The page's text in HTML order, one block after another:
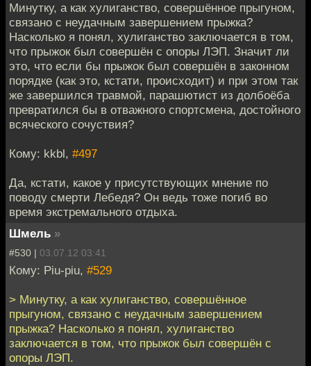
Минутку, а как хулиганство, совершённое прыгуном,
связано с неудачным завершением прыжка?
Насколько я понял, хулиганство заключается в том,
что прыжок был совершён с опоры ЛЭП. Значит ли
это, что если бы прыжок был совершён в законном
порядке (как это, кстати, происходит) и при этом так
же завершился травмой, парашютист из долбоёба
превратился бы в отважного спортсмена, достойного
всяческого сочуствия?
Кому: kkbl, #497
Да, кстати, какое у присутствующих мнение по
поводу смерти Лебедя? Он ведь тоже погиб во
время экстремального отдыха.
Шмель »
#530 | 03.07.12 03:41
Кому: Piu-piu, #529
> Минутку, а как хулиганство, совершённое
прыгуном, связано с неудачным завершением
прыжка? Насколько я понял, хулиганство
заключается в том, что прыжок был совершён с
опоры ЛЭП.